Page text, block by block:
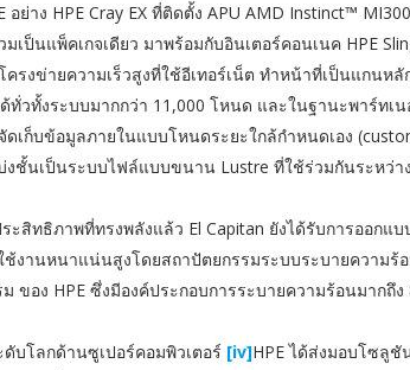
อย่าง HPE Cray EX ที่ติดตั้ง APU AMD Instinct™
เป็นแพ็คเกจเดียว มาพร้อมกับอินเตอร์คอนเนค HPE
ครงข่ายความเร็วสูงที่ใช้อีเทอร์เน็ต ทำหน้าที่เป็นแกนห
วทั้งระบบมากกว่า 11,000 โหนด และในฐานะพาร์ทเ
ก็บข้อมูลภายในแบบโหนดระยะใกล้กำหนดเอง
ชั้นเป็นระบบไฟล์แบบขนาน Lustre ที่ใช้ร่วมกันระหว่า
ะสิทธิภาพที่ทรงพลังแล้ว El Capitan ยังได้รับการออก
ช้งานหนาแน่นสูงโดยสถาปัตยกรรมระบบระบายความ
ของ HPE ซึ่งมีองค์ประกอบการระบายความร้อนมากถึ
บโลกด้านซูเปอร์คอมพิวเตอร์ [iv]HPE ได้ส่งมอบโซลู